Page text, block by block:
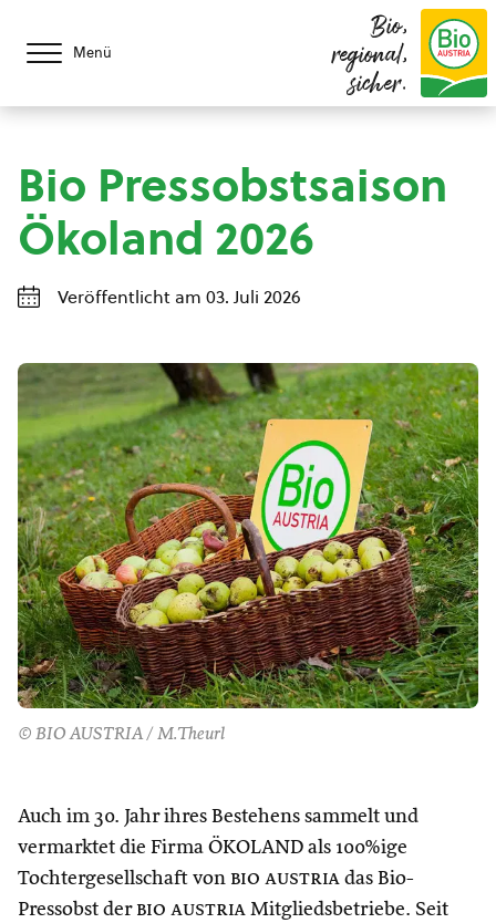
Menü
Bio,
regional,
sicher.
Bio Pressobstsaison
Ökoland 2026
Veröffentlicht am 03. Juli 2026
© BIO AUSTRIA / M.Theurl
Auch im 30. Jahr ihres Bestehens sammelt und
vermarktet die Firma ÖKOLAND als 100%ige
Tochtergesellschaft von bio austria das Bio-
Pressobst der bio austria Mitgliedsbetriebe. Seit